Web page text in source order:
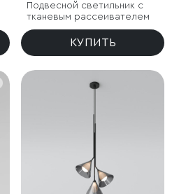
Подвесной светильник с
тканевым рассеивателем
КУПИТЬ